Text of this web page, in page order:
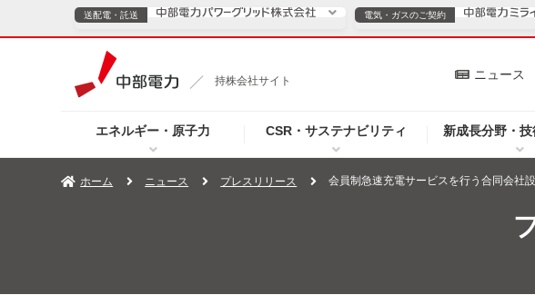
持株会社サイト
エネルギー・原子力 CSR・サステナビリティ 新成長分野・
ニュース
送配電・託送
TOPページへ ご案内
電気・ガスのご契約
電気・ガスのご契約
TOPページへ 個人のお客さま
ホーム ニュース プレスリリース 会員制急速充電サービスを行う合同会社